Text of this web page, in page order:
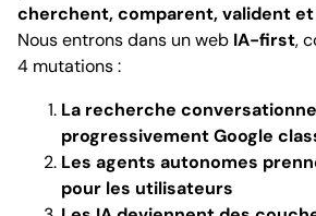
cherchent, comparent, valident
Nous entrons dans un web IA-first,
4 mutations :
La recherche
progressivement Google
Les agents autonomes
pour les utilisateurs